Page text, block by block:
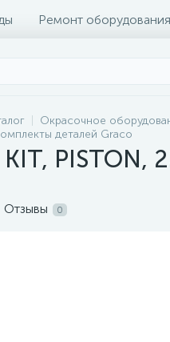
Ремонт оборудования
Окрасочное
деталей Graco
PISTON,
Отзывы 0